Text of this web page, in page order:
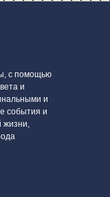
с помощью
и
и
события и
жизни,